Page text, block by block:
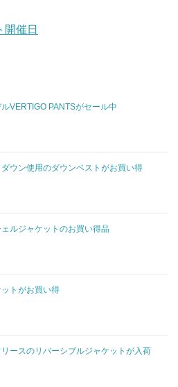
開催日
VERTIGO PANTSがセール中
ウン使用のダウンベストがお買い得
ルジャケットのお買い得品
トがお買い得
ースのリバーシブルジャケットが入荷